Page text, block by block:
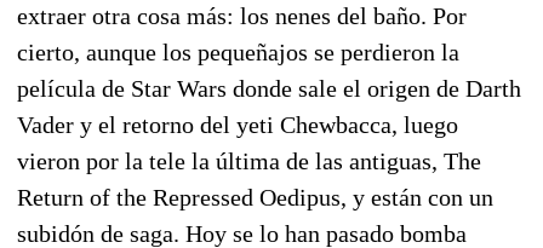
extraer otra cosa más: los nenes del baño. Por
cierto, aunque los pequeñajos se perdieron la
película de Star Wars donde sale el origen de Darth
Vader y el retorno del yeti Chewbacca, luego
vieron por la tele la última de las antiguas, The
Return of the Repressed Oedipus, y están con un
subidón de saga. Hoy se lo han pasado bomba